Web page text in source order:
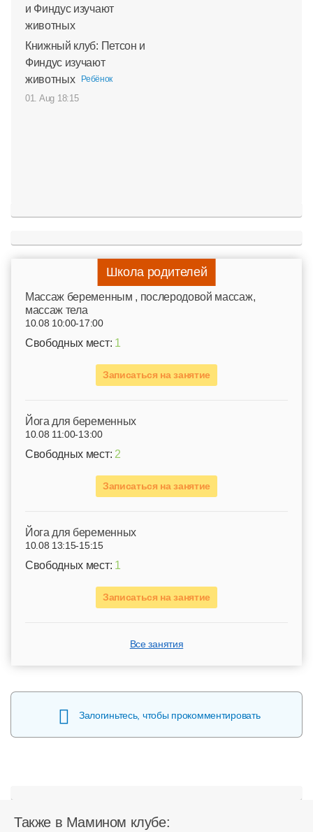
Книжный клуб: Петсон и
Финдус изучают
животных
Ребёнок
01. Aug 18:15
Школа родителей
Mассаж беременным , послеродовой массаж,
массаж тела
10.08 10:00-17:00
Свободных мест: 1
Записаться на занятие
Йога для беременных
10.08 11:00-13:00
Свободных мест: 2
Записаться на занятие
Йога для беременных
10.08 13:15-15:15
Свободных мест: 1
Записаться на занятие
Все занятия
Залогиньтесь, чтобы прокомментировать
Также в Мамином клубе: